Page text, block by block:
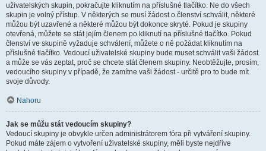
uživatelských skupin, pokračujte kliknutím na příslušné tlačítko. Ne do všech
skupin je volný přístup. V některých se musí žádost o členství schválit, některé
můžou být uzavřené a některé můžou být dokonce skryté. Pokud je skupiny
otevřená, můžete se stát jejím členem po kliknutí na příslušné tlačítko. Pokud
členství ve skupině vyžaduje schválení, můžete o ně požádat kliknutím na
příslušné tlačítko. Vedoucí uživatelské skupiny bude muset schválit vaši žádost
a může se vás zeptat, proč se chcete stát členem skupiny. Neobtěžujte, prosím,
vedoucího skupiny v případě, že zamítne vaši žádost - určitě pro to bude mít
svoje důvody.
Nahoru
Jak se můžu stát vedoucím skupiny?
Vedoucí skupiny je obvykle určen administrátorem fóra při vytváření skupiny.
Pokud máte zájem o vytvoření uživatelské skupiny, měli byste nejdříve